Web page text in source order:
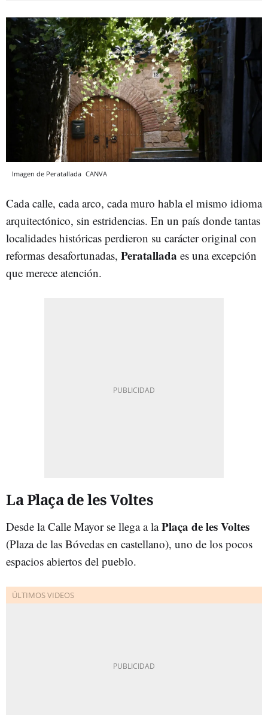
Imagen de Peratallada CANVA
Cada calle, cada arco, cada muro habla el mismo idioma
arquitectónico, sin estridencias. En un país donde tantas
localidades históricas perdieron su carácter original con
reformas desafortunadas, Peratallada es una excepción
que merece atención.
La Plaça de les Voltes
Desde la Calle Mayor se llega a laPlaça de les Voltes
(Plaza de las Bóvedas en castellano), uno de los pocos
espacios abiertos del pueblo.